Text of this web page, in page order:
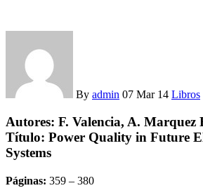
By admin 07 Mar 14 Libros
Autores: F. Valencia, A. Marquez
Título: Power Quality in Future
Systems
Páginas: 359 – 380